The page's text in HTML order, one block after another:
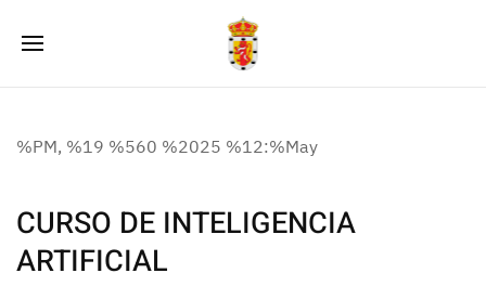
%PM, %19 %560 %2025 %12:%May
CURSO DE INTELIGENCIA
ARTIFICIAL